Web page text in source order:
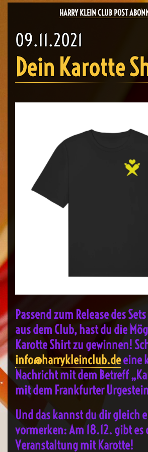
HARRY KLEIN CLUB POST
09.11.2021
Dein Karotte
Passend zum Release des
aus dem Club, hast du die
Karotte Shirt zu gewinnen!
info@harrykleinclub.deeine
Nachricht mit dem Betreff
mit dem Frankfurter
Und das kannst du dir gleich
vormerken: Am 18.12. gibt es
Veranstaltung mit Karotte!